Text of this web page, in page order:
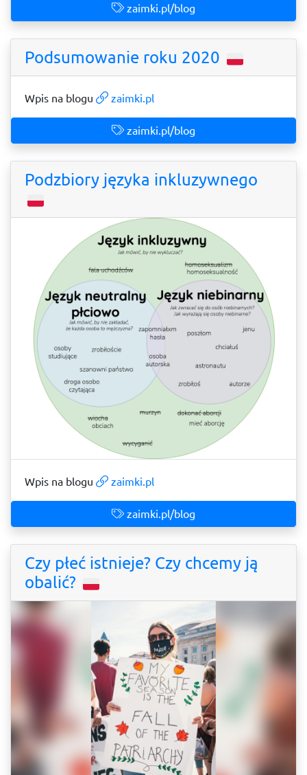
zaimki.pl/blog
Podsumowanie roku 2020
Wpis na blogu zaimki.pl
zaimki.pl/blog
Podzbiory języka inkluzywnego
Wpis na blogu zaimki.pl
zaimki.pl/blog
Czy płeć istnieje? Czy chcemy ją
obalić?